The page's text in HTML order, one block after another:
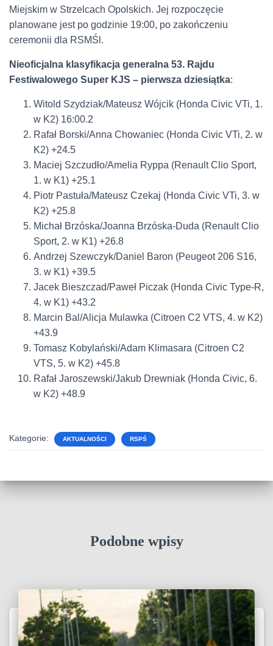
Miejskim w Strzelcach Opolskich. Jej rozpoczęcie
planowane jest po godzinie 19:00, po zakończeniu
ceremonii dla RSMŚl.
Nieoficjalna klasyfikacja generalna 53. Rajdu
Festiwalowego Super KJS – pierwsza dziesiątka:
Witold Szydziak/Mateusz Wójcik (Honda Civic VTi, 1.
w K2) 16:00.2
Rafał Borski/Anna Chowaniec (Honda Civic VTi, 2. w
K2) +24.5
Maciej Szczudło/Amelia Ryppa (Renault Clio Sport,
1. w K1) +25.1
Piotr Pastuła/Mateusz Czekaj (Honda Civic VTi, 3. w
K2) +25.8
Michał Brzóska/Joanna Brzóska-Duda (Renault Clio
Sport, 2. w K1) +26.8
Andrzej Szewczyk/Daniel Baron (Peugeot 206 S16,
3. w K1) +39.5
Jacek Bieszczad/Paweł Piczak (Honda Civic Type-R,
4. w K1) +43.2
Marcin Bal/Alicja Mulawka (Citroen C2 VTS, 4. w K2)
+43.9
Tomasz Kobylański/Adam Klimasara (Citroen C2
VTS, 5. w K2) +45.8
Rafał Jaroszewski/Jakub Drewniak (Honda Civic, 6.
w K2) +48.9
Kategorie: AKTUALNOŚCI RSPŚ
Podobne wpisy